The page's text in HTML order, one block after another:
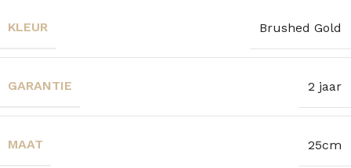
KLEUR Brushed Gold
GARANTIE 2 jaar
MAAT 25cm